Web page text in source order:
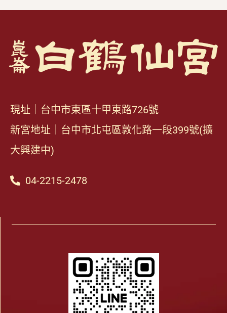
現址｜台中市東區十甲東路726號
新宮地址｜台中市北屯區敦化路一段399號(擴
大興建中)
04-2215-2478